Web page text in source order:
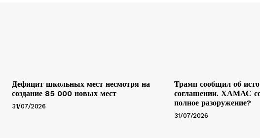
Дефицит школьных мест несмотря на
создание 85 000 новых мест
31/07/2026
Трамп сообщил об
соглашении. ХАМАС
полное разоружение?
31/07/2026